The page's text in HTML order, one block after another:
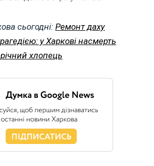
сьогодні: Ремонт даху
у Харкові насмерть
хлопець